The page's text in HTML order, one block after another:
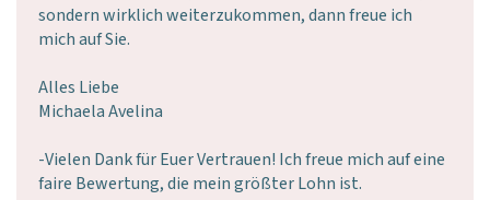
sondern wirklich weiterzukommen, dann freue ich
mich auf Sie.
Alles Liebe
Michaela Avelina
-Vielen Dank für Euer Vertrauen! Ich freue mich auf eine
faire Bewertung, die mein größter Lohn ist.